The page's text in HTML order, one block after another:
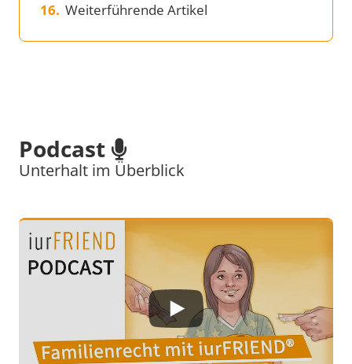
Weiterführende Artikel
Podcast
Unterhalt im Überblick